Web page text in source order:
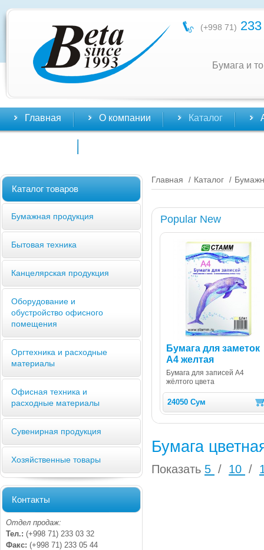
(+998 71)
Бумага и
Главная О компании Каталог
Каталог товаров
Бумажная продукция
Бытовая техника
Канцелярская продукция
Оборудование и
обустройство офисного
помещения
Оргтехника и расходные
материалы
Офисная техника и
расходные материалы
Сувенирная продукция
Хозяйственные товары
Контакты
Отдел продаж:
Тел.: (+998 71) 233 03 32
Факс: (+998 71) 233 05 44
Главная / Каталог /
Popular New
Бумага для заметок
А4 желтая
Бумага для записей А4
жёлтого цвета
24050 Сум
Бумага
Показать 5 / 10 /